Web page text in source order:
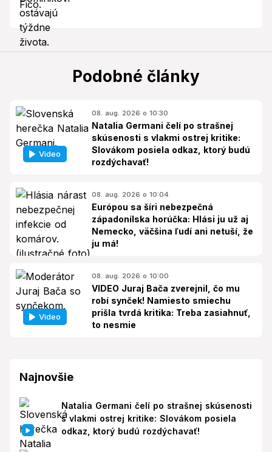
Podobné články
Video
08. aug. 2026 o 10:30
Natalia Germani čelí po strašnej
skúsenosti s vlakmi ostrej kritike:
Slovákom posiela odkaz, ktorý budú
rozdýchavať!
08. aug. 2026 o 10:04
Európou sa šíri nebezpečná
západonílska horúčka: Hlási ju už aj
Nemecko, väčšina ľudí ani netuší, že
ju má!
Video
08. aug. 2026 o 10:00
VIDEO Juraj Bača zverejnil, čo mu
robí synček! Namiesto smiechu
prišla tvrdá kritika: Treba zasiahnuť,
to nesmie
Najnovšie
Natalia Germani čelí po strašnej skúsenosti
s vlakmi ostrej kritike: Slovákom posiela
odkaz, ktorý budú rozdýchavať!